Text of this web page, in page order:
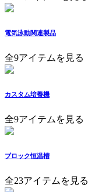
電気泳動関連製品
全9アイテムを見る
カスタム培養機
全9アイテムを見る
ブロック恒温槽
全23アイテムを見る